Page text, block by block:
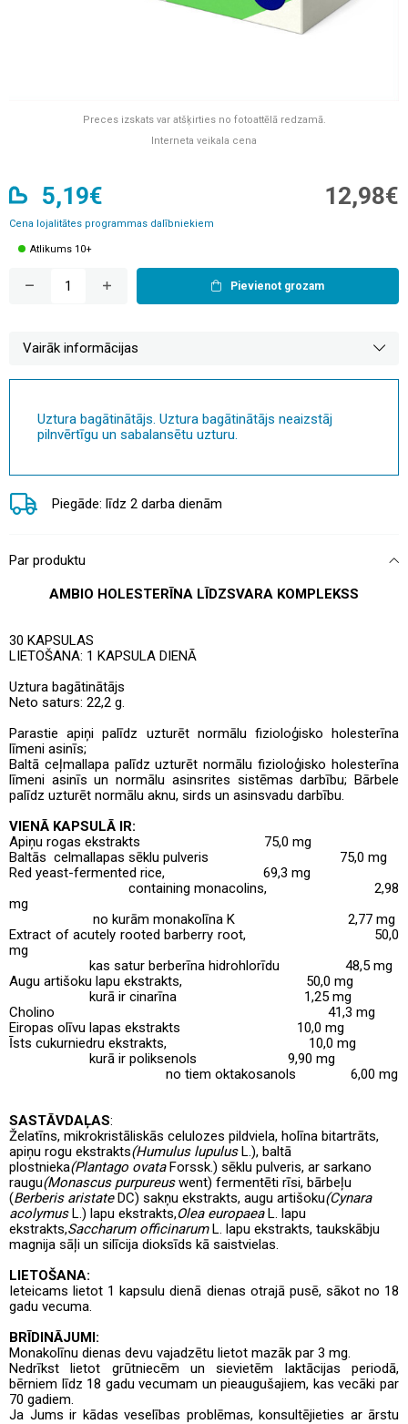
Preces izskats var atšķirties no fotoattēlā redzamā.
Interneta veikala cena
5,19€
Cena lojalitātes programmas dalībniekiem
12,98€
Atlikums 10+
Pievienot grozam
Vairāk informācijas
Uztura bagātinātājs. Uztura bagātinātājs neaizstāj
pilnvērtīgu un sabalansētu uzturu.
Piegāde: līdz 2 darba dienām
Par produktu
AMBIO HOLESTERĪNA LĪDZSVARA KOMPLEKSS
30 KAPSULAS
LIETOŠANA: 1 KAPSULA DIENĀ
Uztura bagātinātājs
Neto saturs: 22,2 g.
Parastie apiņi palīdz uzturēt normālu fizioloģisko holesterīna
līmeni asinīs;
Baltā ceļmallapa palīdz uzturēt normālu fizioloģisko holesterīna
līmeni asinīs un normālu asinsrites sistēmas darbību; Bārbele
palīdz uzturēt normālu aknu, sirds un asinsvadu darbību.
VIENĀ KAPSULĀ IR:
Apiņu rogas ekstrakts
75,0 mg
Baltās celmallapas sēklu pulveris
75,0 mg
Red yeast-fermented rice,
69,3 mg
containing monacolins,
2,98
mg
no kurām monakolīna K
2,77 mg
Extract of acutely rooted barberry root,
50,0
mg
kas satur berberīna hidrohlorīdu
48,5 mg
Augu artišoku lapu ekstrakts,
50,0 mg
kurā ir cinarīna
1,25 mg
Cholino
41,3 mg
Eiropas olīvu lapas ekstrakts
10,0 mg
Īsts cukurniedru ekstrakts,
10,0 mg
kurā ir poliksenols
9,90 mg
no tiem oktakosanols
6,00 mg
SASTĀVDAĻAS:
Želatīns, mikrokristāliskās celulozes pildviela, holīna bitartrāts,
apiņu rogu ekstrakts(Humulus lupulusL.), baltā
plostnieka(Plantago ovataForssk.) sēklu pulveris, ar sarkano
raugu(Monascus purpureuswent) fermentēti rīsi, bārbeļu
(Berberis aristateDC) sakņu ekstrakts, augu artišoku(Cynara
acolymusL.) lapu ekstrakts,Olea europaeaL. lapu
ekstrakts,Saccharum officinarumL. lapu ekstrakts, taukskābju
magnija sāļi un silīcija dioksīds kā saistvielas.
LIETOŠANA:
Ieteicams lietot 1 kapsulu dienā dienas otrajā pusē, sākot no 18
gadu vecuma.
BRĪDINĀJUMI:
Monakolīnu dienas devu vajadzētu lietot mazāk par 3 mg.
Nedrīkst lietot grūtniecēm un sievietēm laktācijas periodā,
bērniem līdz 18 gadu vecumam un pieaugušajiem, kas vecāki par
70 gadiem.
Ja Jums ir kādas veselības problēmas, konsultējieties ar ārstu